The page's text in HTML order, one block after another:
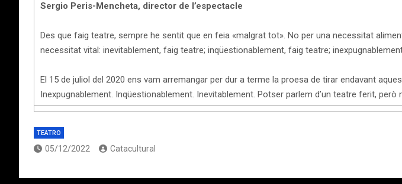
Sergio Peris-Mencheta, director de l’espectacle
Des que faig teatre, sempre he sentit que en feia «malgrat tot». No per una necessitat
necessitat vital: inevitablement, faig teatre; inqüestionablement, faig teatre;
El 15 de juliol del 2020 ens vam arremangar per dur a terme la proesa de tirar endavant
Inexpugnablement. Inqüestionablement. Inevitablement. Potser parlem d’un teatre ferit, però
TEATRO
05/12/2022 Catacultural